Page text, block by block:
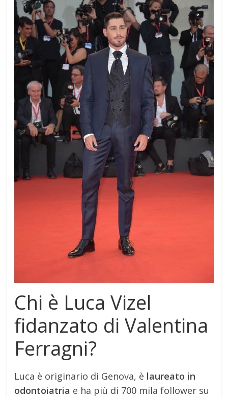
Chi è Luca Vizel
fidanzato di Valentina
Ferragni?
Luca è originario di Genova, è laureato in
odontoiatria e ha più di 700 mila follower su